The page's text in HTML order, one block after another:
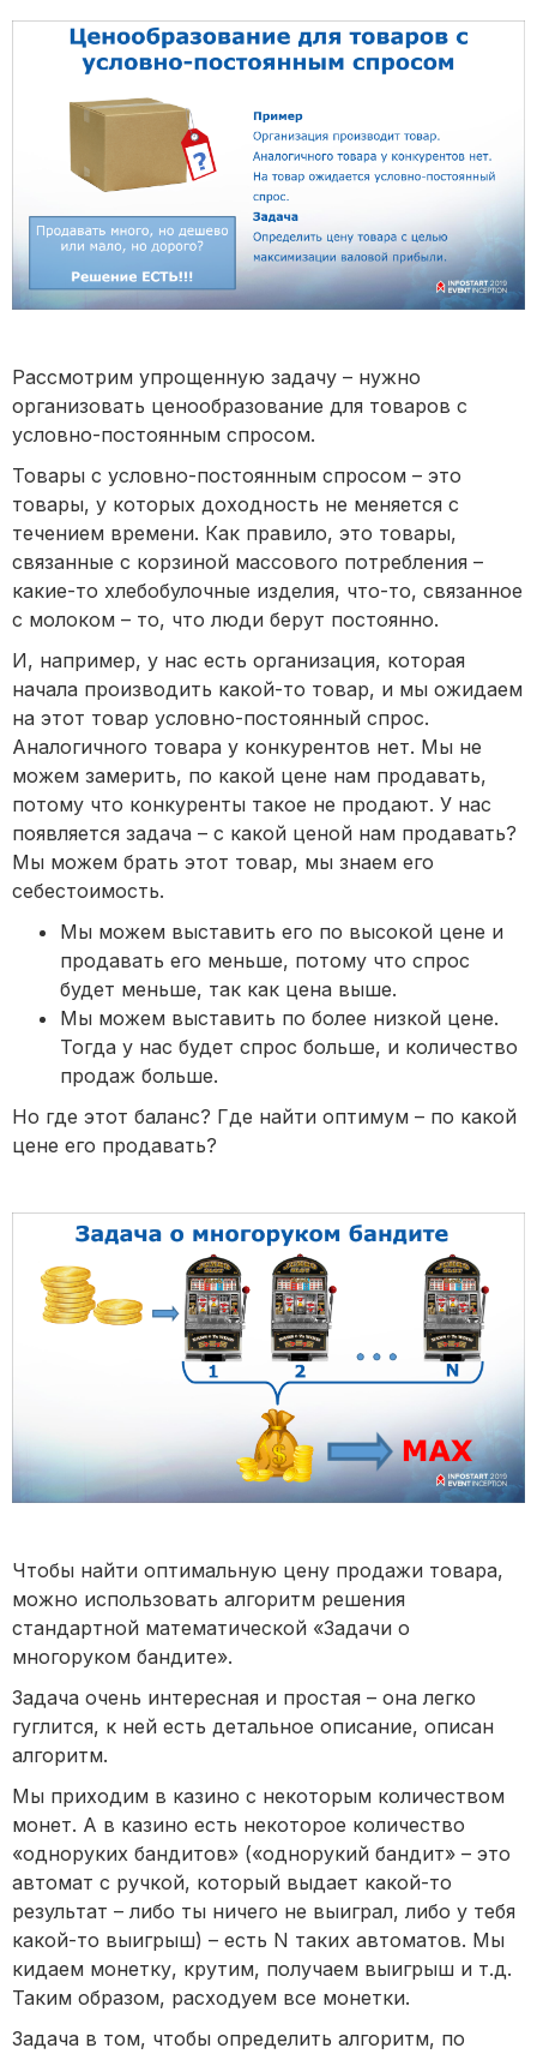
Рассмотрим упрощенную задачу – нужно
организовать ценообразование для товаров с
условно-постоянным спросом.
Товары с условно-постоянным спросом – это
товары, у которых доходность не меняется с
течением времени. Как правило, это товары,
связанные с корзиной массового потребления –
какие-то хлебобулочные изделия, что-то, связанное
с молоком – то, что люди берут постоянно.
И, например, у нас есть организация, которая
начала производить какой-то товар, и мы ожидаем
на этот товар условно-постоянный спрос.
Аналогичного товара у конкурентов нет. Мы не
можем замерить, по какой цене нам продавать,
потому что конкуренты такое не продают. У нас
появляется задача – с какой ценой нам продавать?
Мы можем брать этот товар, мы знаем его
себестоимость.
Мы можем выставить его по высокой цене и
продавать его меньше, потому что спрос
будет меньше, так как цена выше.
Мы можем выставить по более низкой цене.
Тогда у нас будет спрос больше, и количество
продаж больше.
Но где этот баланс? Где найти оптимум – по какой
цене его продавать?
Чтобы найти оптимальную цену продажи товара,
можно использовать алгоритм решения
стандартной математической «Задачи о
многоруком бандите».
Задача очень интересная и простая – она легко
гуглится, к ней есть детальное описание, описан
алгоритм.
Мы приходим в казино с некоторым количеством
монет. А в казино есть некоторое количество
«одноруких бандитов» («однорукий бандит» – это
автомат с ручкой, который выдает какой-то
результат – либо ты ничего не выиграл, либо у тебя
какой-то выигрыш) – есть N таких автоматов. Мы
кидаем монетку, крутим, получаем выигрыш и т.д.
Таким образом, расходуем все монетки.
Задача в том, чтобы определить алгоритм, по